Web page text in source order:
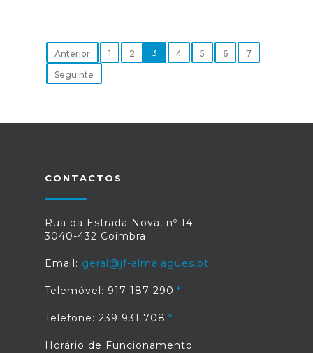
Anterior 1 2 3 4 5 6
7
Seguinte
CONTACTOS
Rua da Estrada Nova, nº 14
3040-432 Coimbra
Email: geral@jf-almalagues.pt
Telemóvel: 917 187 290
Telefone: 239 931 708
Horário de Funcionamento: